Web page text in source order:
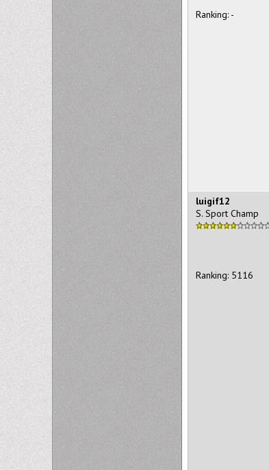
Ranking: -
luigif12
S. Sport Champ
Ranking: 5116